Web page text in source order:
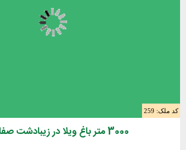
کد ملک: 259
3000 متر باغ ویلا در زیبادشت صفادشت